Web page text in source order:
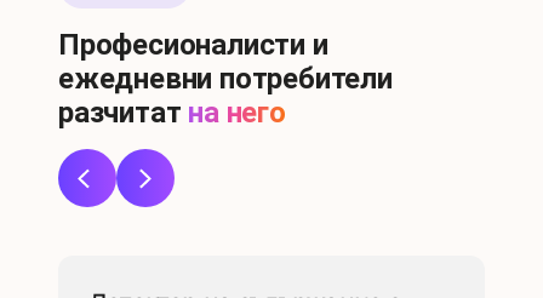
Професионалисти и
ежедневни потребители
разчитат на него